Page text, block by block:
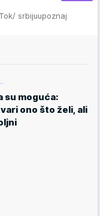
srbijuupoznaj
su moguća:
ono što želi, ali